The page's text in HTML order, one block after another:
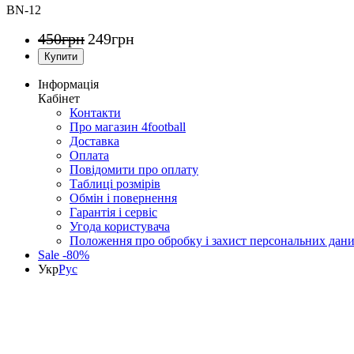
BN-12
450грн 249грн
Інформація
Кабінет
Контакти
Про магазин 4football
Доставка
Оплата
Повідомити про оплату
Таблиці розмірів
Обмін і повернення
Гарантія і сервіс
Угода користувача
Положення про обробку і захист персональних
Sale -80%
УкрРус